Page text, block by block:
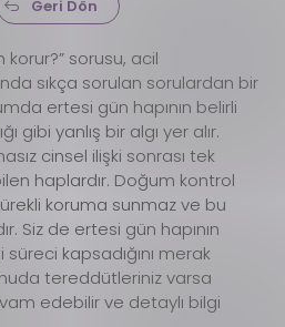
Geri Dön
korur?” sorusu, acil
sıkça sorulan sorulardan bir
ertesi gün hapının belirli
gibi yanlış bir algı yer alır.
cinsel ilişki sonrası tek
haplardır. Doğum kontrol
koruma sunmaz ve bu
Siz de ertesi gün hapının
kapsadığını merak
tereddütleriniz varsa
edebilir ve detaylı bilgi